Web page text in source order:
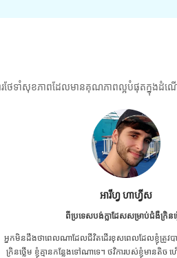
ទាំសុខភាពដែលមានគុណភាពល្អបំផុតក្នុងដំណើ
អារីហ្វ ហាហ្វីស
ពីប្រទេសបង់ក្លាដែសសម្រាប់ជំងឺក្រិនថ្
អ្នក​មិន​ដឹង​ថា​ពេល​ណា​ដែល​ជីវិត​ដើរ​ខុស​ពេល​ដែល​ខ្ញុំ​ត្រូវ​ប
ក្រិន​ថ្លើម ខ្ញុំ​គ្មាន​កន្លែង​ទៅ​ណា​ទេ។ ថវិការបស់ខ្ញុំមានតិច ហ